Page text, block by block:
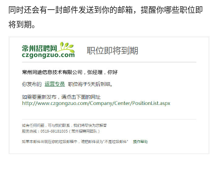
同时还会有一封邮件发送到你的邮箱，提醒你哪些职位即
将到期。